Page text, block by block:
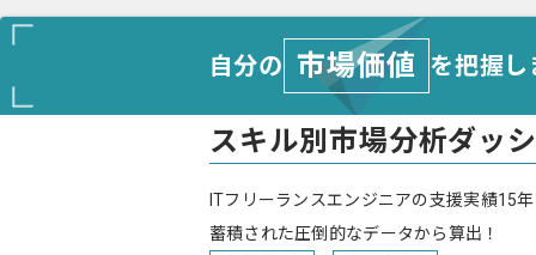
自分の 市場価値 を把握
スキル別市場分析ダッ
ITフリーランスエンジニアの支援実績15
蓄積された圧倒的なデータから算出！